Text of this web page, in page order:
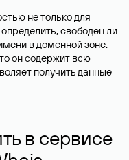
не только для
свободен ли
в доменной зоне.
он содержит всю
получить данные
в сервисе